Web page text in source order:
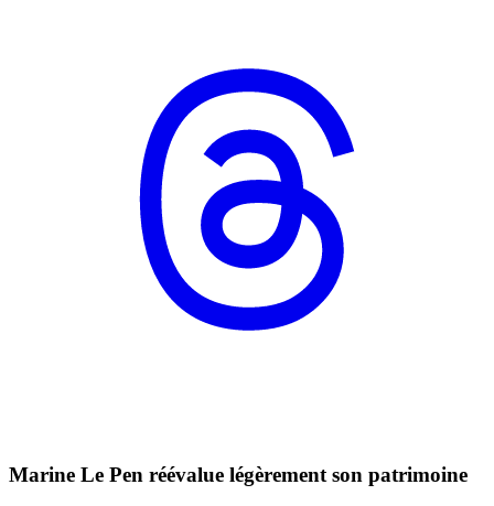
Marine Le Pen réévalue légèrement son patrimoine